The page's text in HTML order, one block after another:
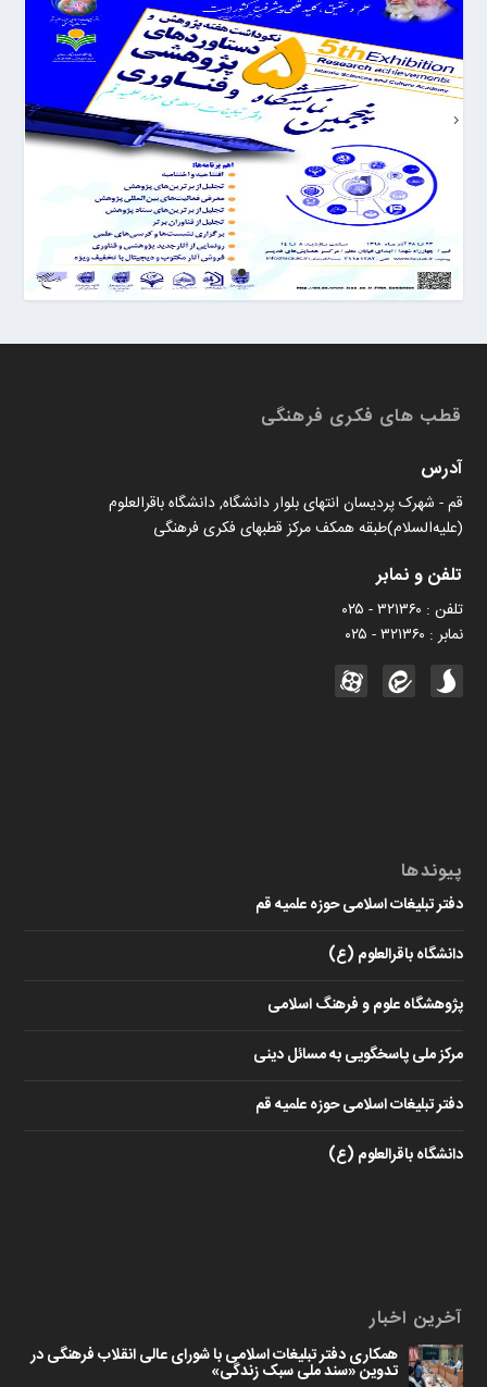
قطب های فکری فرهنگی
آدرس
قم - شهرک پردیسان انتهای بلوار دانشگاه, دانشگاه باقرالعلوم
(علیه‌السلام)طبقه همکف مرکز قطبهای فکری فرهنگی
تلفن و نمابر
تلفن : ۳۲۱۳۶۰ - ۰۲۵
نمابر : ۳۲۱۳۶۰ - ۰۲۵
پیوندها
دفتر تبلیغات اسلامی حوزه علمیه قم
دانشگاه باقرالعلوم (ع)
پژوهشگاه علوم و فرهنگ اسلامی
مرکز ملی پاسخگویی به مسائل دینی
دفتر تبلیغات اسلامی حوزه علمیه قم
دانشگاه باقرالعلوم (ع)
آخرین اخبار
همکاری دفتر تبلیغات اسلامی با شورای عالی انقلاب فرهنگی در
تدوین «سند ملی سبک زندگی»